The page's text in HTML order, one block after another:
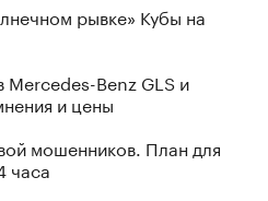
рывке» Кубы на
Benz GLS и
и цены
мошенников. План для
часа